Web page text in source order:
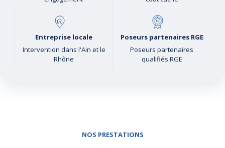
Entreprise locale
Intervention dans l'Ain et le
Rhône
Poseurs partenaires RGE
Poseurs partenaires
qualifiés RGE
NOS PRESTATIONS